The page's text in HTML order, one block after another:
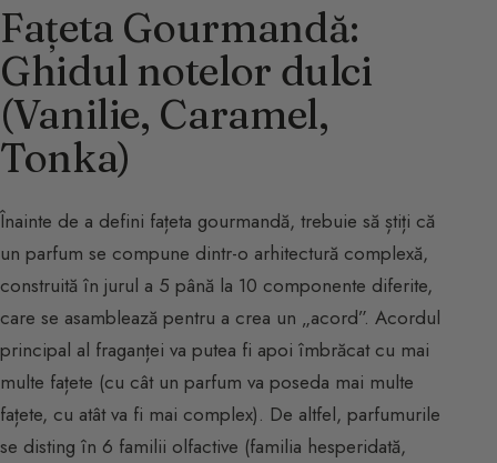
Fațeta Gourmandă:
Ghidul notelor dulci
(Vanilie, Caramel,
Tonka)
Înainte de a defini fațeta gourmandă, trebuie să știți că
un parfum se compune dintr-o arhitectură complexă,
construită în jurul a 5 până la 10 componente diferite,
care se asamblează pentru a crea un „acord”. Acordul
principal al fraganței va putea fi apoi îmbrăcat cu mai
multe fațete (cu cât un parfum va poseda mai multe
fațete, cu atât va fi mai complex). De altfel, parfumurile
se disting în 6 familii olfactive (familia hesperidată,